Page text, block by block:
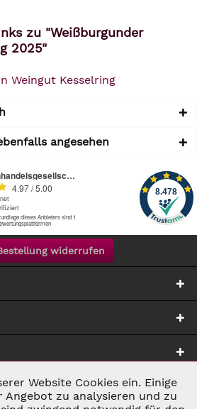
zu "Weißburgunder
2025"
Weingut Kesselring
angesehen
widerrufen
Aktiv
Website Cookies ein. Einige
Angebot zu analysieren und zu